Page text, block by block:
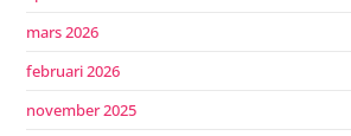
mars 2026
februari 2026
november 2025